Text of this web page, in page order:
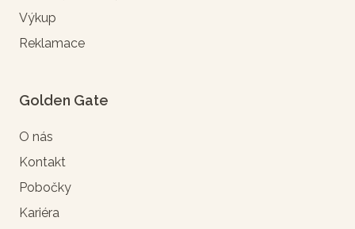
Výkup
Reklamace
Golden Gate
O nás
Kontakt
Pobočky
Kariéra